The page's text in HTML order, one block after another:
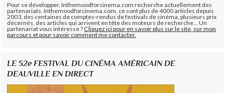
Pour se développer, Inthemoodforcinema.com recherche actuellement des
partenariats. Inthemoodforcinema.com, ce sont plus de 4000 articles depuis
2003, des centaines de comptes-rendus de festivals de cinéma, plusieurs prix
décernés, des articles qui arrivent en tête des moteurs de recherche... Un
partenariat vous intéresse ?Cliquez ici pour en savoir plus sur le site, sur mon
parcours et pour savoir comment me contacter.
LE 52e FESTIVAL DU CINÉMA AMÉRICAIN DE
DEAUVILLE EN DIRECT